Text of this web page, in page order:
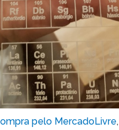
pelo MercadoLivre